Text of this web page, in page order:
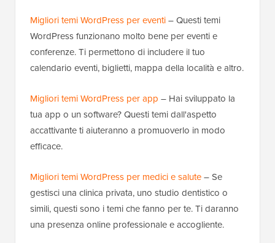
Migliori temi WordPress per eventi– Questi temi
WordPress funzionano molto bene per eventi e
conferenze. Ti permettono di includere il tuo
calendario eventi, biglietti, mappa della località e altro.
Migliori temi WordPress per app – Hai sviluppato la
tua app o un software? Questi temi dall'aspetto
accattivante ti aiuteranno a promuoverlo in modo
efficace.
Migliori temi WordPress per medici e salute– Se
gestisci una clinica privata, uno studio dentistico o
simili, questi sono i temi che fanno per te. Ti daranno
una presenza online professionale e accogliente.